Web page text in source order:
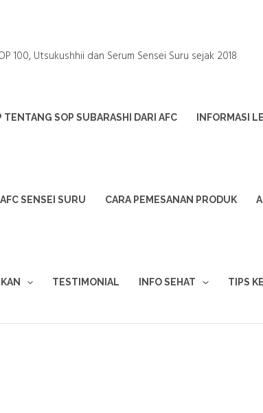
100, Utsukushhii dan Serum Sensei Suru sejak 2018
TENTANG SOP SUBARASHI DARI AFC INFORMASI
SENSEI SURU CARA PEMESANAN PRODUK
TESTIMONIAL INFO SEHAT TIPS